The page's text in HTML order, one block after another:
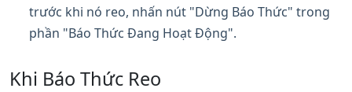
trước khi nó reo, nhấn nút "Dừng Báo Thức" trong
phần "Báo Thức Đang Hoạt Động".
Khi Báo Thức Reo